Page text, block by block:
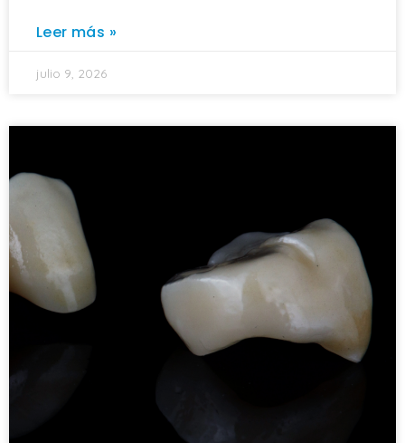
Leer más »
julio 9, 2026